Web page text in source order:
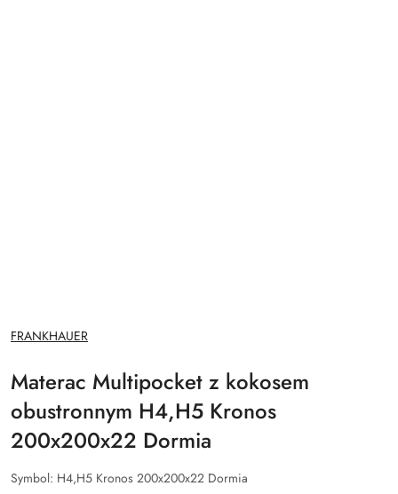
NAZWA
PRODUCENTA:
FRANKHAUER
Materac Multipocket z kokosem
obustronnym H4,H5 Kronos
200x200x22 Dormia
Symbol: H4,H5 Kronos 200x200x22 Dormia